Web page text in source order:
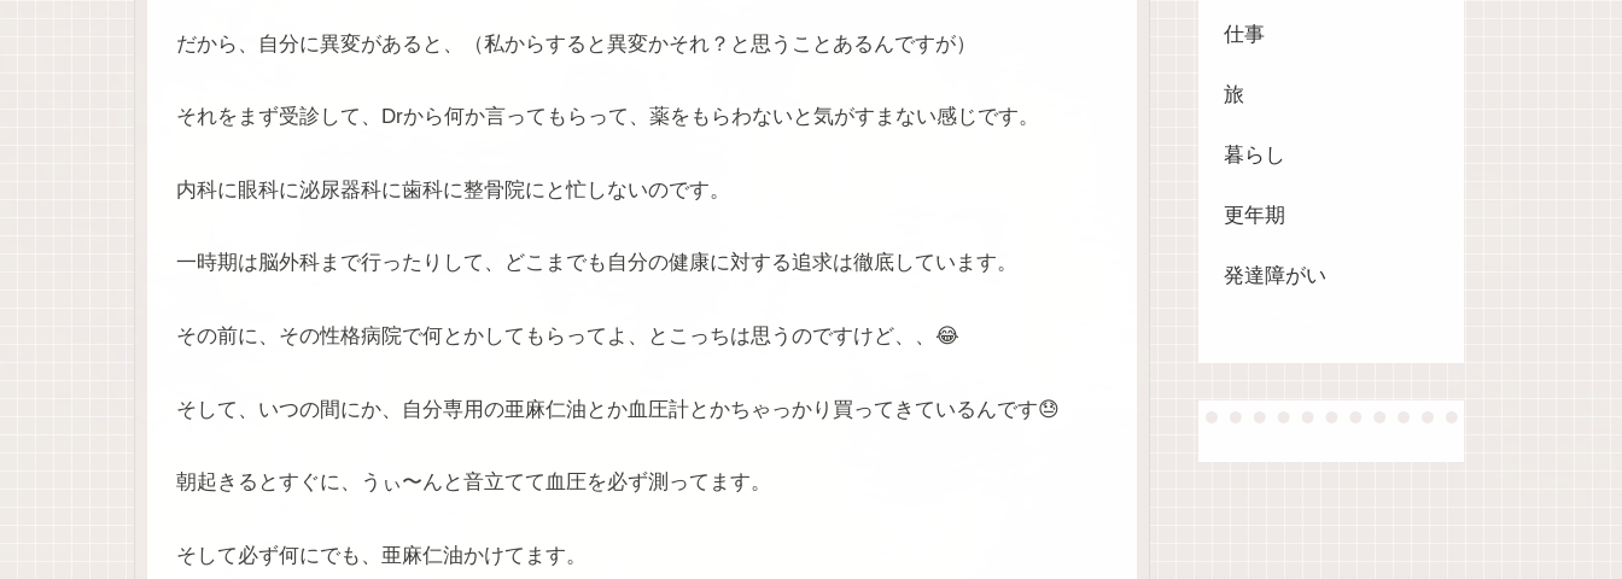
だから、自分に異変があると、（私からすると異変かそれ？と思うことあるんですが）
それをまず受診して、Drから何か言ってもらって、薬をもらわないと気がすまない感じです。
内科に眼科に泌尿器科に歯科に整骨院にと忙しないのです。
一時期は脳外科まで行ったりして、どこまでも自分の健康に対する追求は徹底しています。
その前に、その性格病院で何とかしてもらってよ、とこっちは思うのですけど、、😂
そして、いつの間にか、自分専用の亜麻仁油とか血圧計とかちゃっかり買ってきているんです😓
朝起きるとすぐに、うぃ〜んと音立てて血圧を必ず測ってます。
そして必ず何にでも、亜麻仁油かけてます。
仕事
旅
暮らし
更年期
発達障がい